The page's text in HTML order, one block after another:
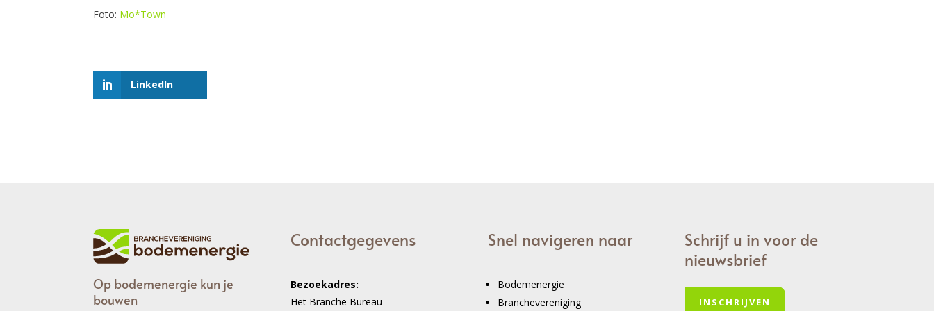
Foto: Mo*Town
LinkedIn
Op bodemenergie kun je
bouwen
Contactgegevens
Bezoekadres:
Het Branche Bureau
Snel navigeren naar
Bodemenergie
Branchevereniging
Schrijf u in voor de
nieuwsbrief
INSCHRIJVEN